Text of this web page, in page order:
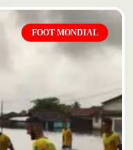
FOOT MONDIAL